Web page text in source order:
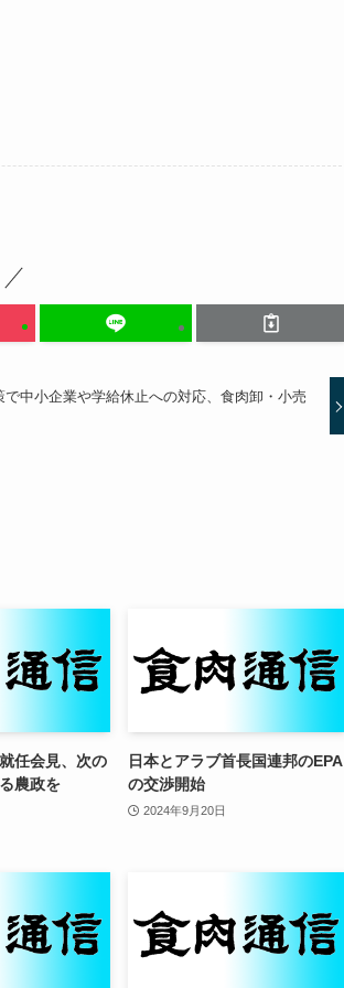
で中小企業や学給休止への対応、食肉卸・小売
任会見、次の
農政を
日本とアラブ首長国連邦のEPA
の交渉開始
2024年9月20日